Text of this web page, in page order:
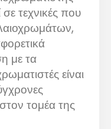
σε τεχνικές που
με τα
είναι
στον τομέα της